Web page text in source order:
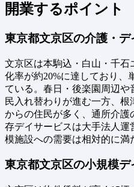
開業するポイント
東京都文京区の介護・
文京区は本駒込・白山・千石
化率が約20%に達しており、
ている。春日・後楽園周辺
民入れ替わりが進む一方、根
からの住民が多く、通所介
存デイサービスは大手法人運
模施設への需要は相対的に満
東京都文京区の小規模デ